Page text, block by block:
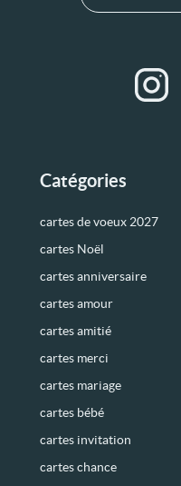
Catégories
cartes de voeux 2027
cartes Noël
cartes anniversaire
cartes amour
cartes amitié
cartes merci
cartes mariage
cartes bébé
cartes invitation
cartes chance